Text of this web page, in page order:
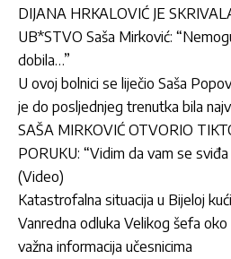
DIJANA HRKALOVIĆ JE
UB*STVO Saša Mirković:
dobila…”
U ovoj bolnici se liječio Saša
je do posljednjeg trenutka bila
SAŠA MIRKOVIĆ OTVORIO
PORUKU: “Vidim da vam se
(Video)
Katastrofalna situacija u Bijeloj
Vanredna odluka Velikog šefa oko
važna informacija učesnicima